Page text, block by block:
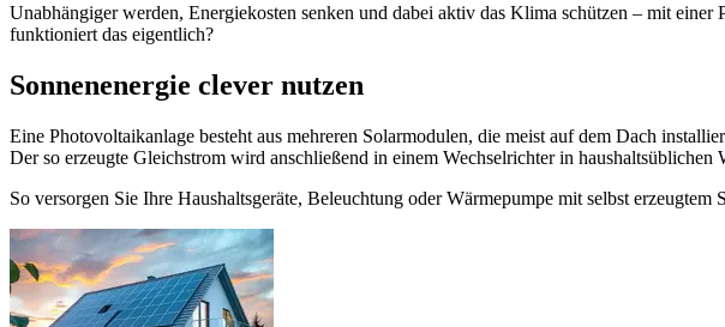
Unabhängiger werden, Energiekosten senken und dabei aktiv das Klima schützen – mit
funktioniert das eigentlich?
Sonnenenergie clever nutzen
Eine Photovoltaikanlage besteht aus mehreren Solarmodulen, die meist auf dem Dach
Der so erzeugte Gleichstrom wird anschließend in einem Wechselrichter in
So versorgen Sie Ihre Haushaltsgeräte, Beleuchtung oder Wärmepumpe mit selbst erzeugtem